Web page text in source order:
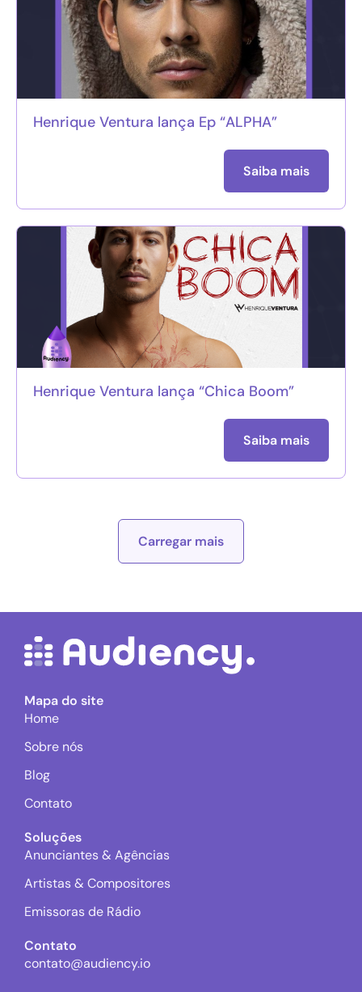
Henrique Ventura lança Ep “ALPHA”
Saiba mais
Henrique Ventura lança “Chica Boom”
Saiba mais
Carregar mais
Mapa do site
Home
Sobre nós
Blog
Contato
Soluções
Anunciantes & Agências
Artistas & Compositores
Emissoras de Rádio
Contato
contato@audiency.io